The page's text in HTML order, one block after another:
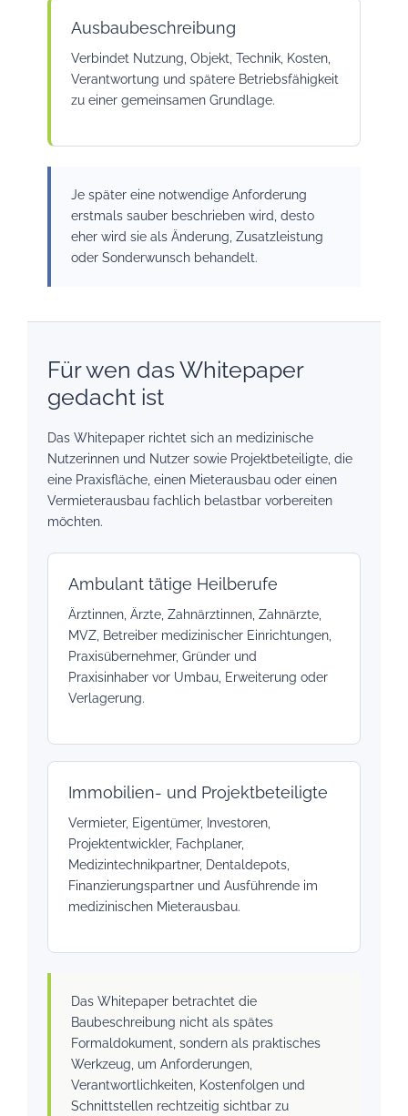
Ausbaubeschreibung
Verbindet Nutzung, Objekt, Technik, Kosten,
Verantwortung und spätere Betriebsfähigkeit
zu einer gemeinsamen Grundlage.
Je später eine notwendige Anforderung
erstmals sauber beschrieben wird, desto
eher wird sie als Änderung, Zusatzleistung
oder Sonderwunsch behandelt.
Für wen das Whitepaper
gedacht ist
Das Whitepaper richtet sich an medizinische
Nutzerinnen und Nutzer sowie Projektbeteiligte, die
eine Praxisfläche, einen Mieterausbau oder einen
Vermieterausbau fachlich belastbar vorbereiten
möchten.
Ambulant tätige Heilberufe
Ärztinnen, Ärzte, Zahnärztinnen, Zahnärzte,
MVZ, Betreiber medizinischer Einrichtungen,
Praxisübernehmer, Gründer und
Praxisinhaber vor Umbau, Erweiterung oder
Verlagerung.
Immobilien- und Projektbeteiligte
Vermieter, Eigentümer, Investoren,
Projektentwickler, Fachplaner,
Medizintechnikpartner, Dentaldepots,
Finanzierungspartner und Ausführende im
medizinischen Mieterausbau.
Das Whitepaper betrachtet die
Baubeschreibung nicht als spätes
Formaldokument, sondern als praktisches
Werkzeug, um Anforderungen,
Verantwortlichkeiten, Kostenfolgen und
Schnittstellen rechtzeitig sichtbar zu